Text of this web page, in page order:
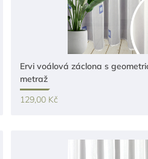
Ervi voálová záclona s
metraž
129,00 Kč